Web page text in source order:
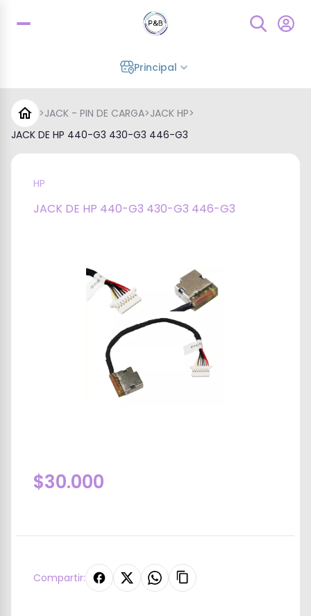
Principal
>JACK - PIN DE CARGA>JACK HP>
JACK DE HP 440-G3 430-G3 446-G3
HP
JACK DE HP 440-G3 430-G3 446-G3
$30.000
Compartir: